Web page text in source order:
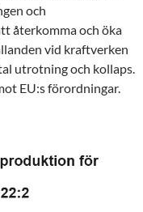
och
återkomma och öka
vid kraftverken
utrotning och kollaps.
EU:s förordningar.